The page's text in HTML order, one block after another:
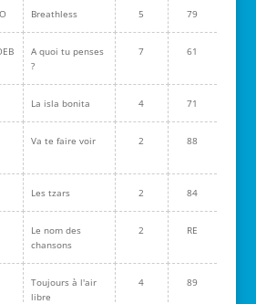
Breathless 5 79
A quoi tu penses
?
7 61
La isla bonita 4 71
Va te faire voir 2 88
Les tzars 2 84
Le nom des
chansons
2 RE
Toujours à l'air
libre
4 89